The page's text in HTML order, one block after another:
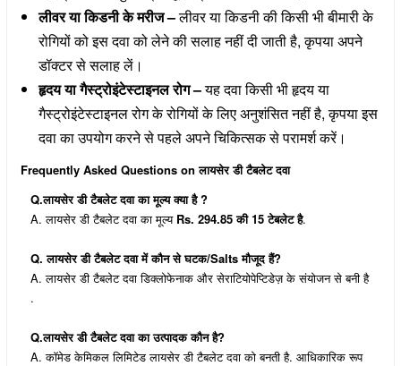
लीवर या किडनी के मरीज –लीवर या किडनी की किसी भी बीमारी के
रोगियों को इस दवा को लेने की सलाह नहीं दी जाती है, कृपया अपने
डॉक्टर से सलाह लें।
हृदय या गैस्ट्रोइंटेस्टाइनल रोग –यह दवा किसी भी हृदय या
गैस्ट्रोइंटेस्टाइनल रोग के रोगियों के लिए अनुशंसित नहीं है, कृपया इस
दवा का उपयोग करने से पहले अपने चिकित्सक से परामर्श करें।
Frequently Asked Questions on लायसेर डी टैबलेट दवा
Q.लायसेर डी टैबलेट दवा का मूल्य क्या है ?
A. लायसेर डी टैबलेट दवा का मूल्य Rs. 294.85 की 15 टेबलेट है.
Q. लायसेर डी टैबलेट दवा में कौन से घटक/Salts मौजूद हैं?
A. लायसेर डी टैबलेट दवा डिक्लोफेनाक और सेराटियोपेप्टिडेज़ के संयोजन से बनी है
.
Q.लायसेर डी टैबलेट दवा का उत्पादक कौन है?
A. कॉमेड केमिकल लिमिटेड लायसेर डी टैबलेट दवा को बनती है. आधिकारिक रूप